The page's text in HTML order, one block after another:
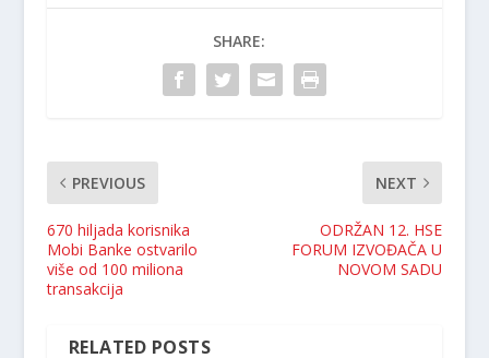
SHARE:
PREVIOUS
670 hiljada korisnika
Mobi Banke ostvarilo
više od 100 miliona
transakcija
NEXT
ODRŽAN 12. HSE
FORUM IZVOĐAČA U
NOVOM SADU
RELATED POSTS